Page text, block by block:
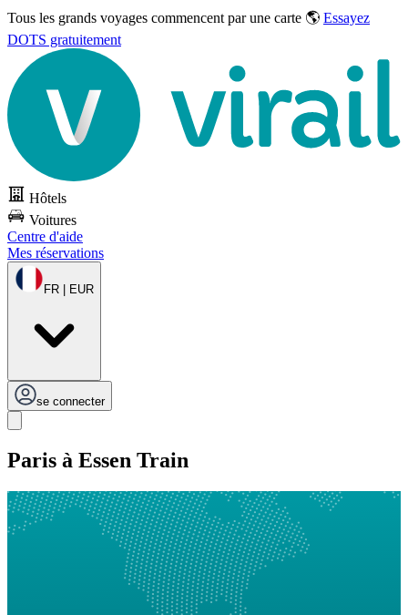
Tous les grands voyages commencent par une carte 🌎 Essayez
DOTS gratuitement
Hôtels
Voitures
Centre d'aide
Mes réservations
FR | EUR
se connecter
Paris à Essen Train